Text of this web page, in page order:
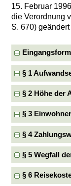
15. Februar
die Verordnung
S. 670)
§ 1
§ 2 Höhe der
§ 3
§ 4
§ 5 Wegfall
§ 6